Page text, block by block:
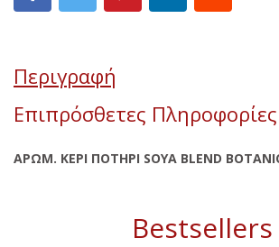
Περιγραφή
Επιπρόσθετες Πληροφορίες
ΑΡΩΜ. ΚΕΡΙ ΠΟΤΗΡΙ SOYA BLEND
Bestsellers